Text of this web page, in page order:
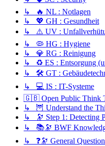
↳ 🔥 NL : Notlagen
↳ 💖 GH : Gesundheit
↳ ⚠️ UV :
↳ 🦠 HG : Hygiene
↳ 💎 RG : Reinigung
↳ ♻️ ES : Entsorgung
↳ 🛠️ GT :
↳ 💻 IS : IT-Systeme
🇬🇧 Open Public Think
↳ 🦉 Understand the
↳ 🔭 Step 1: Detecting
↳ 📚🔭 BWF
↳ ❓🔭 General